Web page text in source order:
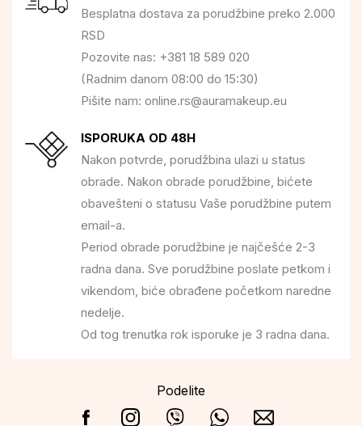
Besplatna dostava za porudžbine preko 2.000
RSD
Pozovite nas: +381 18 589 020
(Radnim danom 08:00 do 15:30)
Pišite nam: online.rs@auramakeup.eu
ISPORUKA OD 48H
Nakon potvrde, porudžbina ulazi u status
obrade. Nakon obrade porudžbine, bićete
obavešteni o statusu Vaše porudžbine putem
email-a.
Period obrade porudžbine je najčešće 2-3
radna dana. Sve porudžbine poslate petkom i
vikendom, biće obrađene početkom naredne
nedelje.
Od tog trenutka rok isporuke je 3 radna dana.
Podelite